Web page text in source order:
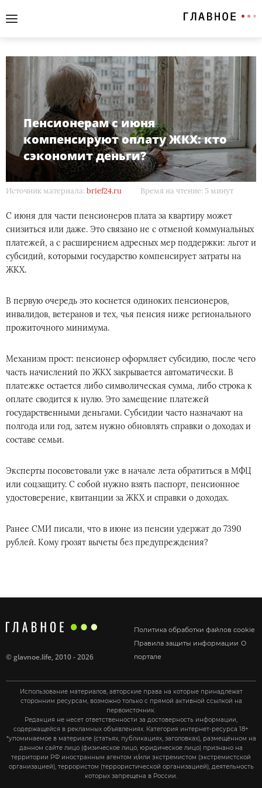
Пенсионерам с июня
компенсируют оплату ЖКХ: кто
сэкономит деньги?
Источник материала: brief24.ru Время на чтение: 5 минут
С июня для части пенсионеров плата за квартиру может
снизиться или даже. Это связано не с отменой коммунальных
платежей, а с расширением адресных мер поддержки: льгот и
субсидий, которыми государство компенсирует затраты на
ЖКХ.
В первую очередь это коснется одиноких пенсионеров,
инвалидов, ветеранов и тех, чья пенсия ниже регионального
прожиточного минимума.
Механизм прост: пенсионер оформляет субсидию, после чего
часть начислений по ЖКХ закрывается автоматически. В
платежке остается либо символическая сумма, либо строка к
оплате сводится к нулю. Это замещение платежей
государственными деньгами. Субсидии часто назначают на
полгода или год, затем нужно обновлять справки о доходах и
составе семьи.
Эксперты посоветовали уже в начале лета обратиться в МФЦ
или соцзащиту. С собой нужно взять паспорт, пенсионное
удостоверение, квитанции за ЖКХ и справки о доходах.
Ранее СМИ писали, что в июне из пенсии удержат до 7390
рублей. Кому грозят вычеты без предупреждения?
Политика обработки файлов cookie
Правила защиты информации О
портале
©glavnoe.life, 2010 - 2026
Использование материалов, авторские права на которые принадлежат
сторонним ресурсам, возможно только с прямой активной ссылкой на
первоисточник.
Редакция не несет ответственности за достоверность информации,
содержащейся в рекламных объявлениях. Категория интернет-ресурса 18+
*упоминаемое в материале (статьях, публикациях, заголовках), размещённом на
данном сайте лицо (физическое лицо, юридическое лицо) признано на
территории РФ иностранным агентом и/или экстремистом (экстремистской
организацией), террористом (террористической организацией), деятельность
которых запрещена в России.